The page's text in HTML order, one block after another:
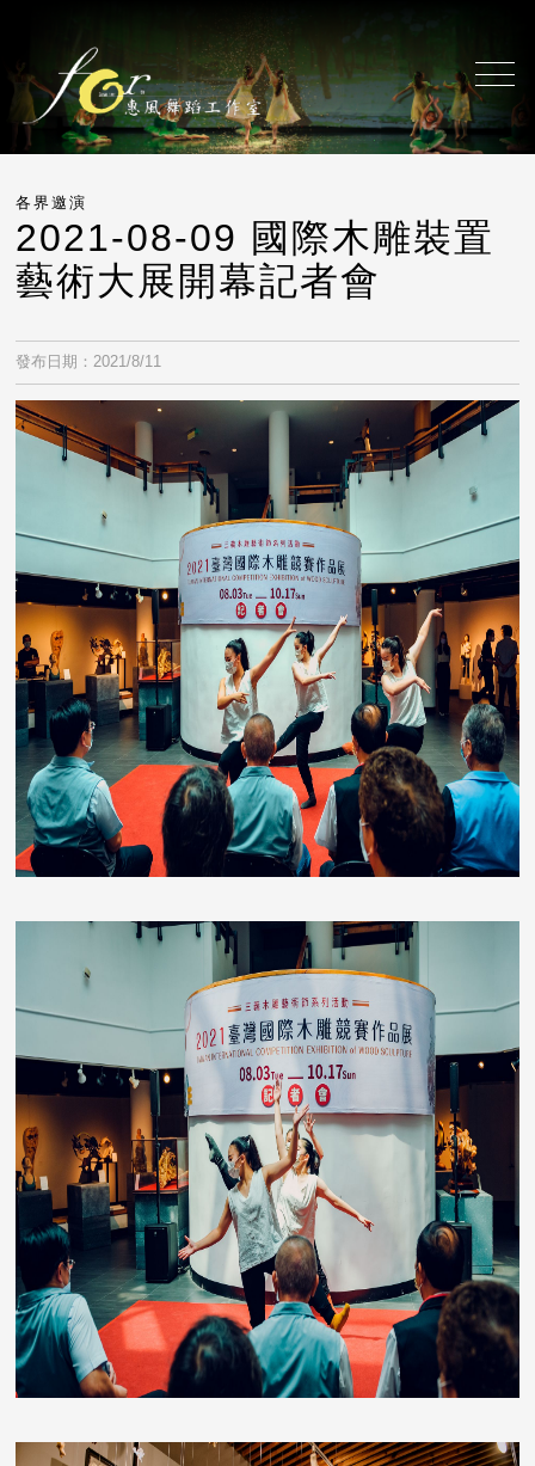
各界邀演
2021-08-09 國際木雕裝置
藝術大展開幕記者會
發布日期：2021/8/11